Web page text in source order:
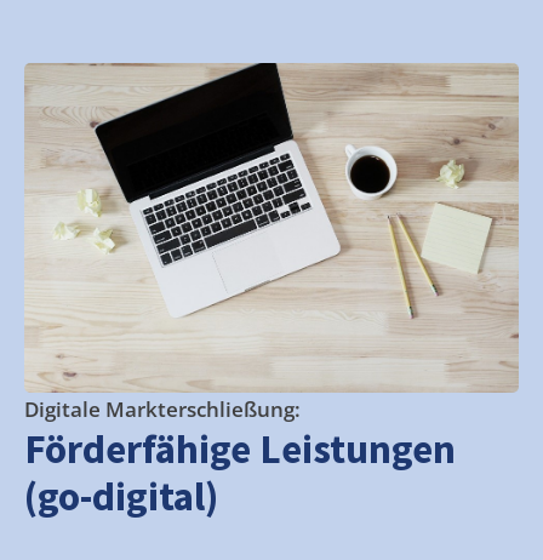
Digitale Markterschließung:
Förderfähige Leistungen
(go-digital)